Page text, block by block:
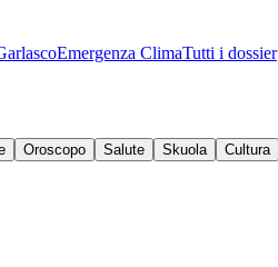
Emergenza ClimaTutti i dossier
Oroscopo Salute Skuola Cultura